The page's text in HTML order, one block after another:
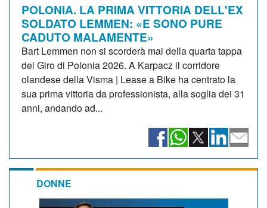
POLONIA. LA PRIMA VITTORIA DELL'EX
SOLDATO LEMMEN: «E SONO PURE
CADUTO MALAMENTE»
Bart Lemmen non si scorderà mai della quarta tappa
del Giro di Polonia 2026. A Karpacz il corridore
olandese della Visma | Lease a Bike ha centrato la
sua prima vittoria da professionista, alla soglia dei 31
anni, andando ad...
DONNE